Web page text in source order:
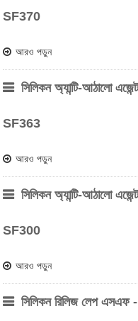
SF370
আরও পড়ুন
সিলিকন অ্যান্টি-আঠালো
SF363
আরও পড়ুন
সিলিকন অ্যান্টি-আঠালো
SF300
আরও পড়ুন
সিলিকন রিলিজ লেপ এসএফ